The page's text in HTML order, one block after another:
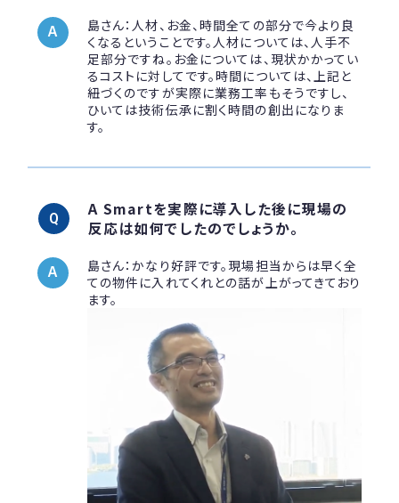
島さん：人材、お金、時間全ての部分で今より良
くなるということです。人材については、人手不
足部分ですね。お金については、現状かかってい
るコストに対してです。時間については、上記と
紐づくのですが実際に業務工率もそうですし、
ひいては技術伝承に割く時間の創出になりま
す。
A Smartを実際に導入した後に現場の
反応は如何でしたのでしょうか。
島さん：かなり好評です。現場担当からは早く全
ての物件に入れてくれとの話が上がってきており
ます。